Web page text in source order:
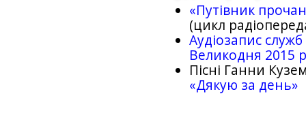
«Путівник
(цикл
Аудіозапис
Великодня 2015
Пісні Ганни
«Дякую за день»